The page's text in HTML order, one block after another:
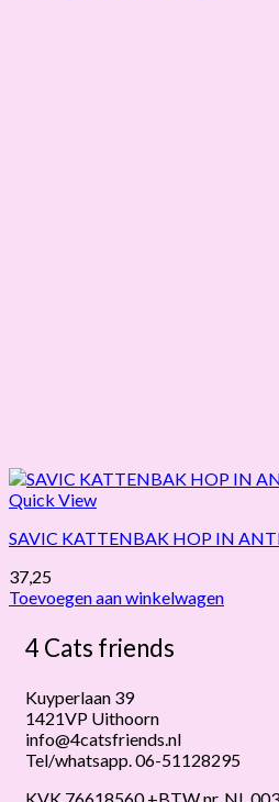
Quick View
SAVIC KATTENBAK HOP IN
37,25
Toevoegen aan winkelwagen
4 Cats friends
Kuyperlaan 39
1421VP Uithoorn
info@4catsfriends.nl
Tel/whatsapp. 06-51128295